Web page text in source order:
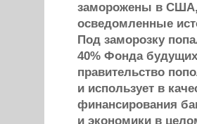
заморожены в США,
осведомленные
Под заморозку
40% Фонда
правительство
и использует в
финансирования
и экономики в